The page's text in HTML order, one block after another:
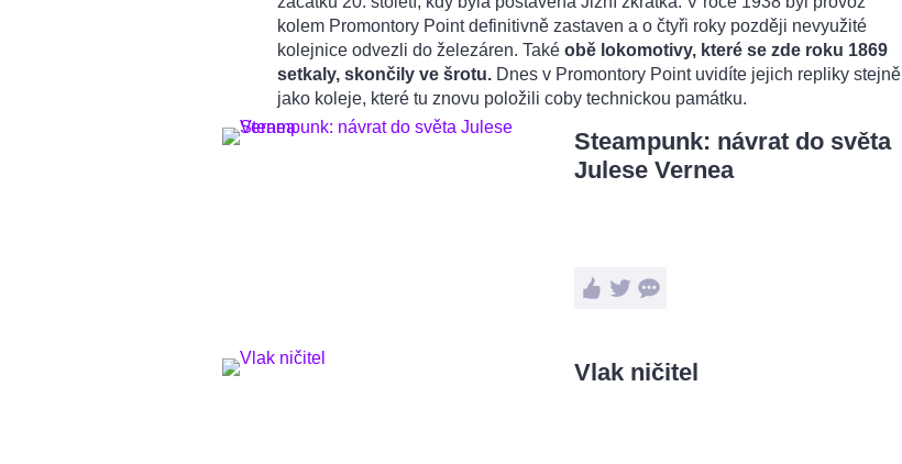
kolem Promontory Point definitivně zastaven a o čtyři roky později nevyužité
kolejnice odvezli do železáren. Také obě lokomotivy, které se zde roku 1869
setkaly, skončily ve šrotu. Dnes v Promontory Point uvidíte jejich repliky stejně
jako koleje, které tu znovu položili coby technickou památku.
Steampunk: návrat do světa
Julese Vernea
Vlak ničitel